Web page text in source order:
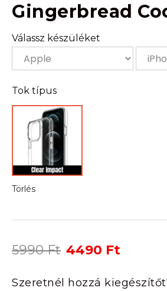
Gingerbread
Válassz készüléket
Tok típus
Törlés
5990Ft Original
was:
4490 Ft
is:
Szeretnél hozzá